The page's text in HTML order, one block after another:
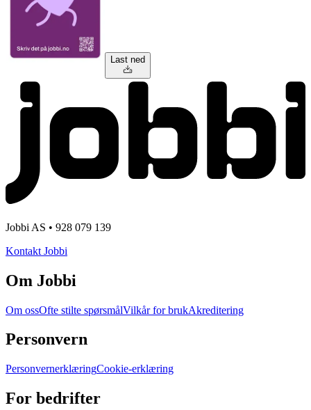
Last ned
Jobbi AS • 928 079 139
Kontakt Jobbi
Om Jobbi
Om ossOfte stilte spørsmålVilkår for brukAkreditering
Personvern
PersonvernerklæringCookie-erklæring
For bedrifter